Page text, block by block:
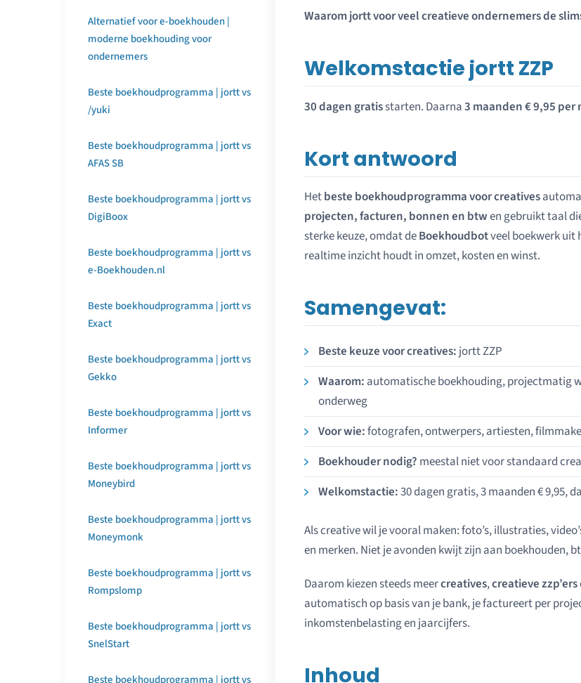
Alternatief voor e-boekhouden |
moderne boekhouding voor
ondernemers
Beste boekhoudprogramma | jortt vs
/yuki
Beste boekhoudprogramma | jortt vs
AFAS SB
Beste boekhoudprogramma | jortt vs
DigiBoox
Beste boekhoudprogramma | jortt vs
e-Boekhouden.nl
Beste boekhoudprogramma | jortt vs
Exact
Beste boekhoudprogramma | jortt vs
Gekko
Beste boekhoudprogramma | jortt vs
Informer
Beste boekhoudprogramma | jortt vs
Moneybird
Beste boekhoudprogramma | jortt vs
Moneymonk
Beste boekhoudprogramma | jortt vs
Rompslomp
Beste boekhoudprogramma | jortt vs
SnelStart
Beste boekhoudprogramma | jortt vs
Waarom jortt voor veel creatieve ondernemers de
Welkomstactie jortt ZZP
30 dagen gratisstarten. Daarna3 maanden € 9,95 per
Kort antwoord
Hetbeste boekhoudprogramma voor creatives
projecten, facturen, bonnen en btwen gebruikt taal
sterke keuze, omdat deBoekhoudbotveel boekwerk uit
realtime inzicht houdt in omzet, kosten en winst.
Samengevat:
Beste keuze voor creatives: jortt ZZP
Waarom: automatische boekhouding, projectmatig
onderweg
Voor wie:fotografen, ontwerpers, artiesten,
Boekhouder nodig? meestal niet voor standaard
Welkomstactie:30 dagen gratis, 3 maanden € 9,95,
Als creative wil je vooral maken: foto’s, illustraties,
en merken. Niet je avonden kwijt zijn aan boekhouden,
Daarom kiezen steeds meercreatives,creatieve zzp’ers
automatisch op basis van je bank, je factureert per
inkomstenbelasting en jaarcijfers.
Inhoud